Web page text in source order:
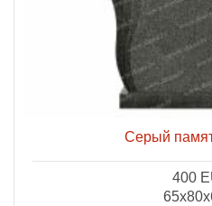
Серый
400